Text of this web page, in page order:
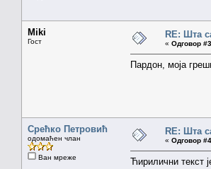
Miki
Гост
RE: Шта
« Одговор
Пардон, моја
Срећко Петровић
одомаћен члан
Ван мреже
RE: Шта
« Одговор
Ћирилични текст